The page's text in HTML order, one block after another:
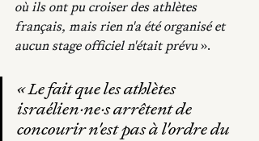
où ils ont pu croiser des athlètes
français, mais rien n'a été organisé et
aucun stage officiel n'était prévu ».
« Le fait que les athlètes
israélien·ne·s arrêtent de
concourir n'est pas à l'ordre du